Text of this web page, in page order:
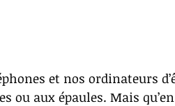
et nos ordinateurs
ou aux épaules. Mais